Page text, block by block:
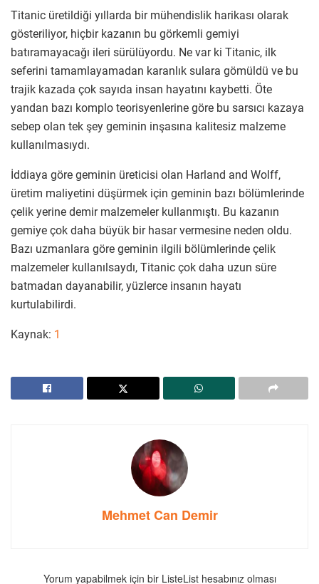
Titanic üretildiği yıllarda bir mühendislik harikası olarak
gösteriliyor, hiçbir kazanın bu görkemli gemiyi
batıramayacağı ileri sürülüyordu. Ne var ki Titanic, ilk
seferini tamamlayamadan karanlık sulara gömüldü ve bu
trajik kazada çok sayıda insan hayatını kaybetti. Öte
yandan bazı komplo teorisyenlerine göre bu sarsıcı kazaya
sebep olan tek şey geminin inşasına kalitesiz malzeme
kullanılmasıydı.
İddiaya göre geminin üreticisi olan Harland and Wolff,
üretim maliyetini düşürmek için geminin bazı bölümlerinde
çelik yerine demir malzemeler kullanmıştı. Bu kazanın
gemiye çok daha büyük bir hasar vermesine neden oldu.
Bazı uzmanlara göre geminin ilgili bölümlerinde çelik
malzemeler kullanılsaydı, Titanic çok daha uzun süre
batmadan dayanabilir, yüzlerce insanın hayatı
kurtulabilirdi.
Kaynak: 1
Mehmet Can Demir
Yorum yapabilmek için bir ListeList hesabınız olması